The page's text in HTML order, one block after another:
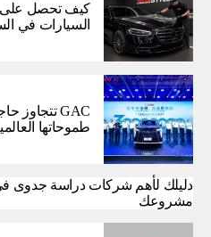
كيف تحصل على
السيارات في
طموحاتها
دليلك لأهم شركات دراسة جدوى
مشروعك